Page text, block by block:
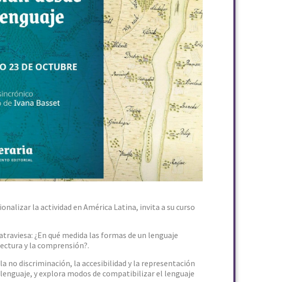
la actividad en América Latina, invita a su curso
¿En qué medida las formas de un lenguaje
y la comprensión?.
no discriminación, la accesibilidad y la representación
y explora modos de compatibilizar el lenguaje